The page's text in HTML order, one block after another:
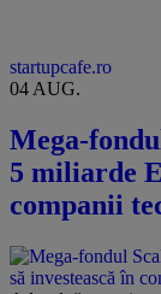
startupcafe.ro
04 AUG.
Mega-
5 miliarde
companii